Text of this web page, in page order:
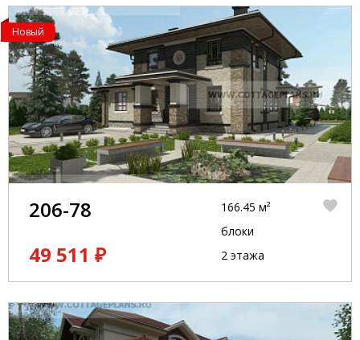
Новый
206-78
49 511 ₽
166.45 м²
блоки
2 этажа